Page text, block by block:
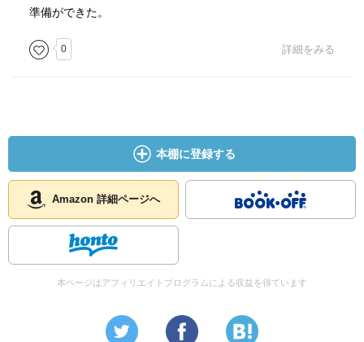
準備ができた。
0 詳細をみる
本棚に登録する
Amazon 詳細ページへ
本ページはアフィリエイトプログラムによる収益を得ています